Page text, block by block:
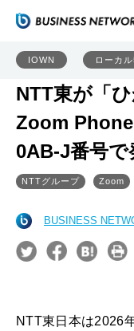
IOWN ローカ
NTT東が「
Zoom
0AB-J番号で
NTTグループ Zoom
BUSINESS
NTT東日本は2026